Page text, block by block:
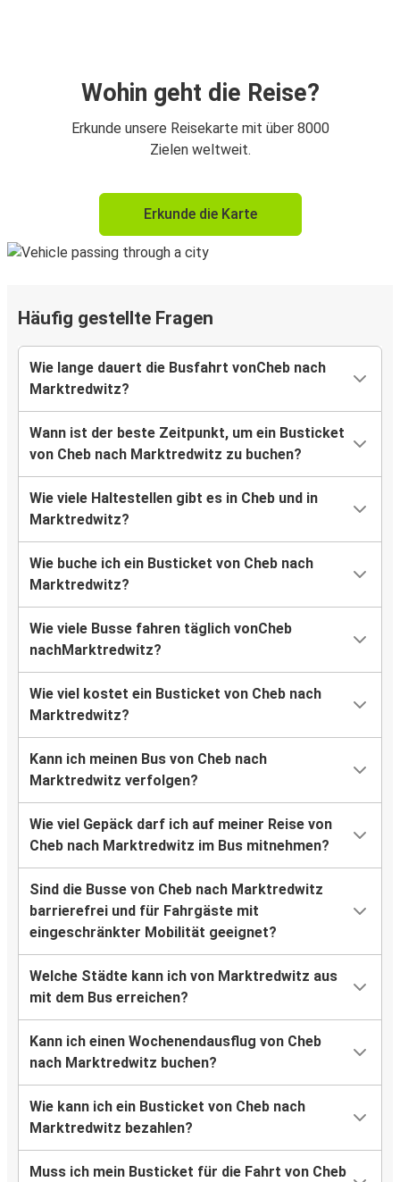
Wohin geht die Reise?
Erkunde unsere Reisekarte mit über 8000
Zielen weltweit.
Erkunde die Karte
Häufig gestellte Fragen
Wie lange dauert die Busfahrt vonCheb nach
Marktredwitz?
Wann ist der beste Zeitpunkt, um ein Busticket
von Cheb nach Marktredwitz zu buchen?
Wie viele Haltestellen gibt es in Cheb und in
Marktredwitz?
Wie buche ich ein Busticket von Cheb nach
Marktredwitz?
Wie viele Busse fahren täglich vonCheb
nachMarktredwitz?
Wie viel kostet ein Busticket von Cheb nach
Marktredwitz?
Kann ich meinen Bus von Cheb nach
Marktredwitz verfolgen?
Wie viel Gepäck darf ich auf meiner Reise von
Cheb nach Marktredwitz im Bus mitnehmen?
Sind die Busse von Cheb nach Marktredwitz
barrierefrei und für Fahrgäste mit
eingeschränkter Mobilität geeignet?
Welche Städte kann ich von Marktredwitz aus
mit dem Bus erreichen?
Kann ich einen Wochenendausflug von Cheb
nach Marktredwitz buchen?
Wie kann ich ein Busticket von Cheb nach
Marktredwitz bezahlen?
Muss ich mein Busticket für die Fahrt von Cheb